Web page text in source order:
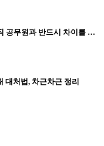
관세사 공무원인가요? 관세직 공무원과 반드시 차이를 구분하세요
대처법, 차근차근 정리